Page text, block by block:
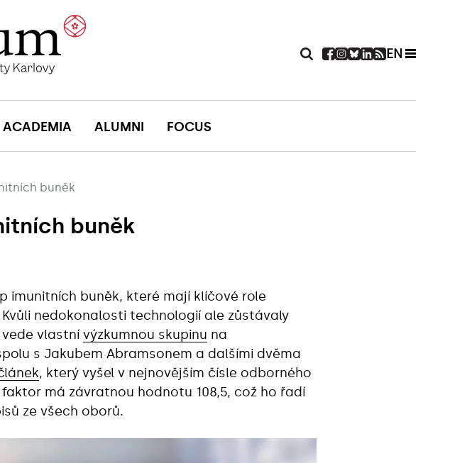
EN
ACADEMIA ALUMNI FOCUS
buněk
buněk
imunitních buněk, které mají klíčové role
nedokonalosti technologií ale zůstávaly
vlastní výzkumnou skupinu na
s Jakubem Abramsonem a dalšími dvěma
, který vyšel v nejnovějším čísle odborného
má závratnou hodnotu 108,5, což ho řadí
ze všech oborů.